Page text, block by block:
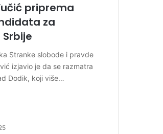
priprema
za
Stranke slobode i pravde
izjavio je da se razmatra
Dodik, koji više…